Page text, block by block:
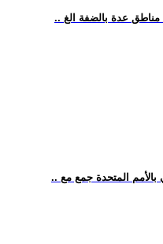
مناطق عدة بالضفة الغ
المتحدة جمع مع